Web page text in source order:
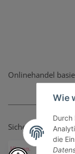
Wie
Durch
die
Onlinehandel
Sicher bezahlen